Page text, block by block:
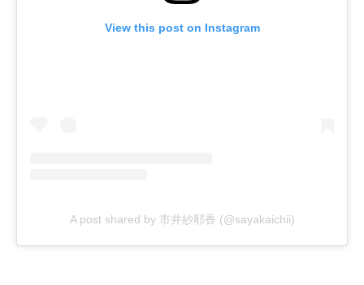
View this post on Instagram
A post shared by 市井紗耶香 (@sayakaichii)